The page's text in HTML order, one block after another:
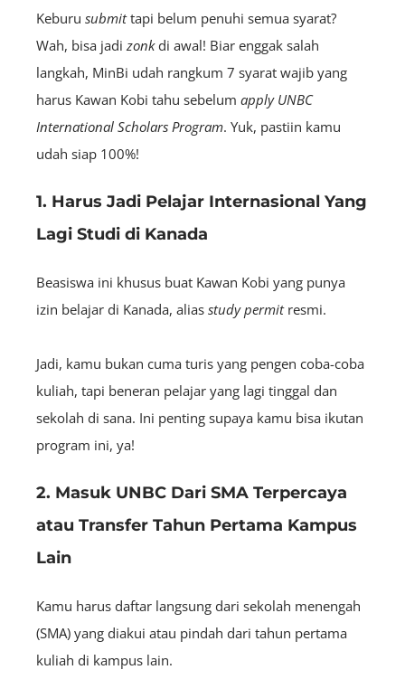
Keburu submittapi belum penuhi semua syarat?
Wah, bisa jadizonkdi awal! Biar enggak salah
langkah, MinBi udah rangkum 7 syarat wajib yang
harus Kawan Kobi tahu sebelum applyUNBC
International Scholars Program. Yuk, pastiin kamu
udah siap 100%!
1. Harus Jadi Pelajar Internasional Yang
Lagi Studi di Kanada
Beasiswa ini khusus buat Kawan Kobi yang punya
izin belajar di Kanada, alias study permitresmi.
Jadi, kamu bukan cuma turis yang pengen coba-coba
kuliah, tapi beneran pelajar yang lagi tinggal dan
sekolah di sana. Ini penting supaya kamu bisa ikutan
program ini, ya!
2. Masuk UNBC Dari SMA Terpercaya
atau Transfer Tahun Pertama Kampus
Lain
Kamu harus daftar langsung dari sekolah menengah
(SMA) yang diakui atau pindah dari tahun pertama
kuliah di kampus lain.